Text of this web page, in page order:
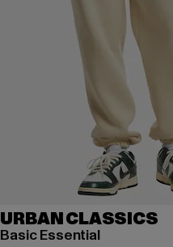
URBAN CLASSICS
Basic Essential